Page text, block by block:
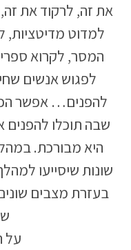
את זה, לרקוד את
למדוט
המסר, לקרוא
לפגוש אנשים
להפנים… אפשר
שבה תוכלו להפנים
היא מבורכת.
שונות שיסייעו
בעזרת מצבים
על